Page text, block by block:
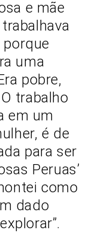
e mãe
uma
pobre,
trabalho
em um
é de
para ser
Peruas’
como
dado